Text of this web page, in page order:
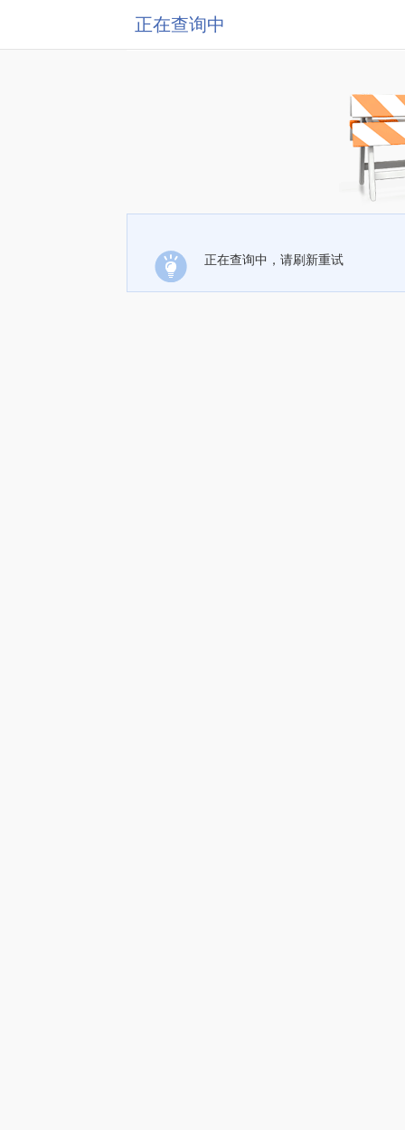
正在查询中
正在查询中，请刷新重试